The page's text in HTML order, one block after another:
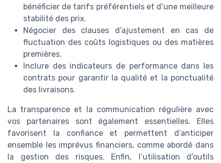
bénéficier de tarifs préférentiels et d’une meilleure
stabilité des prix.
Négocier des clauses d’ajustement en cas de
fluctuation des coûts logistiques ou des matières
premières.
Inclure des indicateurs de performance dans les
contrats pour garantir la qualité et la ponctualité
des livraisons.
La transparence et la communication régulière avec
vos partenaires sont également essentielles. Elles
favorisent la confiance et permettent d’anticiper
ensemble les imprévus financiers, comme abordé dans
la gestion des risques. Enfin, l’utilisation d’outils